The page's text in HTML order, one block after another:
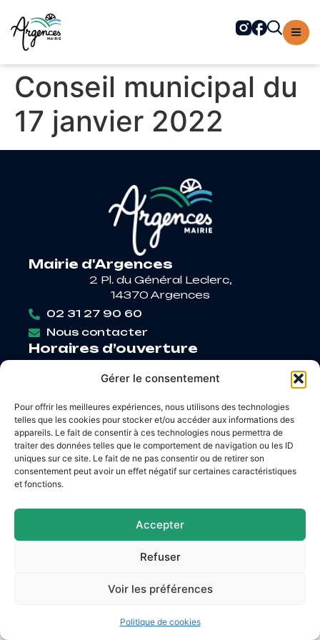
Gérer le consentement
Pour offrir les meilleures expériences, nous utilisons des technologies
telles que les cookies pour stocker et/ou accéder aux informations des
appareils. Le fait de consentir à ces technologies nous permettra de
traiter des données telles que le comportement de navigation ou les ID
uniques sur ce site. Le fait de ne pas consentir ou de retirer son
consentement peut avoir un effet négatif sur certaines caractéristiques
et fonctions.
Accepter
Refuser
Voir les préférences
Politique de cookies
principal
Conseil municipal du
17 janvier 2022
Mairie d'Argences
2 Pl. du Général Leclerc,
14370 Argences
02 31 27 90 60
Nous contacter
Horaires d’ouverture
Mardi: 9h – 12h / 14h – 18h30
Jeudi: 9h – 12h / 14h – 17h
Vendredi: 9h – 12h / 14h – 16h30
Plan du site
Confidentialité
© 2026 Site & GRU développés par Utopia